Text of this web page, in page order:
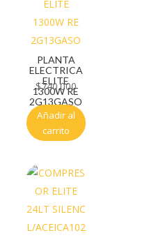
PLANTA
ELECTRICA
ELITE
1300W RE
2G13GASO
$740.000
Añadir al
carrito